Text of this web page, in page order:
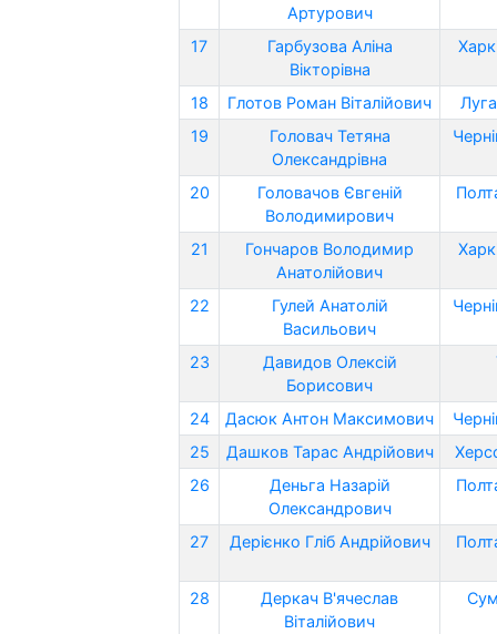
Артурович
17
Гарбузова Аліна
Вікторівна
18 Глотов Роман Віталійович
19
Головач Тетяна
Олександрівна
20
Головачов Євгеній
Володимирович
21
Гончаров Володимир
Анатолійович
22
Гулей Анатолій
Васильович
23
Давидов Олексій
Борисович
24 Дасюк Антон Максимович
25
Дашков Тарас Андрійович
26
Деньга Назарій
Олександрович
27 Дерієнко Гліб Андрійович
28
Деркач В'ячеслав
Віталійович